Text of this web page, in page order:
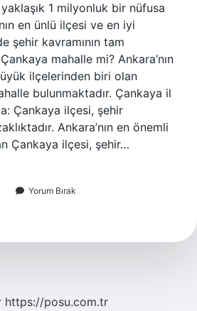
1 milyonluk bir nüfusa
en ünlü ilçesi ve en iyi
şehir kavramının tam
mahalle mi? Ankara’nın
ilçelerinden biri olan
bulunmaktadır. Çankaya il
Çankaya ilçesi, şehir
Ankara’nın en önemli
Çankaya ilçesi, şehir…
Yorum Bırak
https://posu.com.tr